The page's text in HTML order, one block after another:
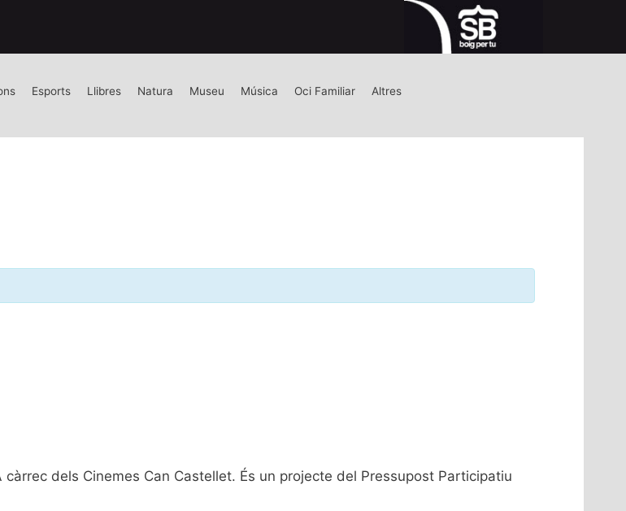
Esports Llibres Natura Museu Música Oci Familiar Altres
dels Cinemes Can Castellet. És un projecte del Pressupost Participatiu